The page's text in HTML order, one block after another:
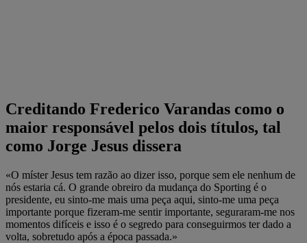
Creditando Frederico Varandas como o
maior responsável pelos dois títulos, tal
como Jorge Jesus dissera
«O míster Jesus tem razão ao dizer isso, porque sem ele nenhum de
nós estaria cá. O grande obreiro da mudança do Sporting é o
presidente, eu sinto-me mais uma peça aqui, sinto-me uma peça
importante porque fizeram-me sentir importante, seguraram-me nos
momentos difíceis e isso é o segredo para conseguirmos ter dado a
volta, sobretudo após a época passada.»